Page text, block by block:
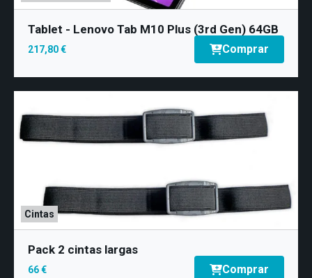
Tablet - Lenovo Tab M10 Plus (3rd Gen) 64GB
217,80 € Comprar
Cintas
Pack 2 cintas largas
66 € Comprar